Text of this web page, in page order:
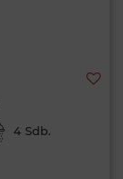
4 Sdb.